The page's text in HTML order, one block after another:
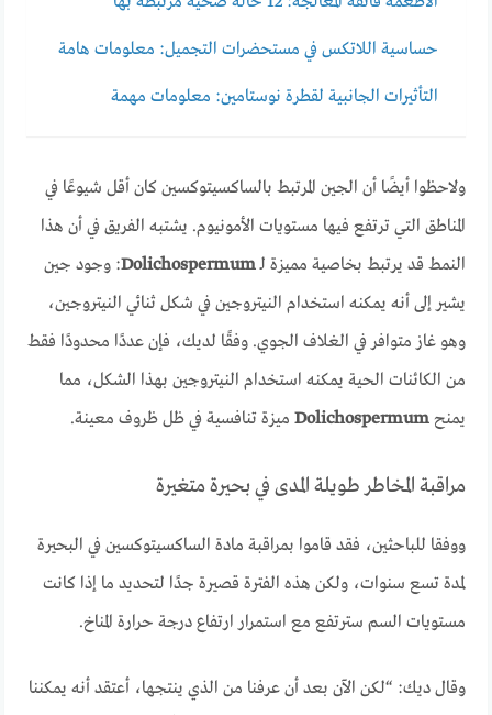
حساسية اللاتكس في مستحضرات التجميل: معلومات هامة
التأثيرات الجانبية لقطرة نوستامين: معلومات مهمة
ولاحظوا أيضًا أن الجين المرتبط بالساكسيتوكسين كان أقل شيوعًا في
المناطق التي ترتفع فيها مستويات الأمونيوم. يشتبه الفريق في أن هذا
النمط قد يرتبط بخاصية مميزة لـDolichospermum: وجود جين
يشير إلى أنه يمكنه استخدام النيتروجين في شكل ثنائي النيتروجين،
وهو غاز متوافر في الغلاف الجوي. وفقًا لديك، فإن عددًا محدودًا فقط
من الكائنات الحية يمكنه استخدام النيتروجين بهذا الشكل، مما
يمنحDolichospermum ميزة تنافسية في ظل ظروف معينة.
مراقبة المخاطر طويلة المدى في بحيرة متغيرة
ووفقا للباحثين، فقد قاموا بمراقبة مادة الساكسيتوكسين في البحيرة
لمدة تسع سنوات، ولكن هذه الفترة قصيرة جدًا لتحديد ما إذا كانت
مستويات السم سترتفع مع استمرار ارتفاع درجة حرارة المناخ.
وقال ديك: “لكن الآن بعد أن عرفنا من الذي ينتجها، أعتقد أنه يمكننا